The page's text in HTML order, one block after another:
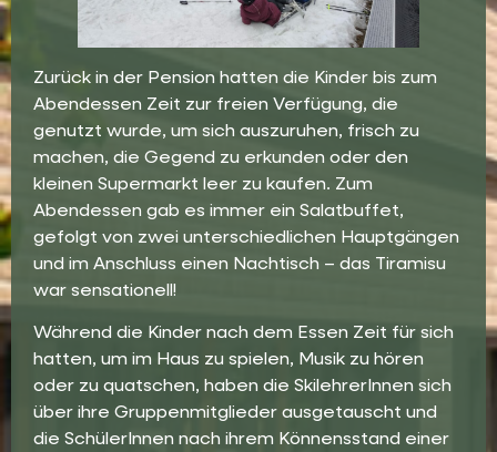
Zurück in der Pension hatten die Kinder bis zum
Abendessen Zeit zur freien Verfügung, die
genutzt wurde, um sich auszuruhen, frisch zu
machen, die Gegend zu erkunden oder den
kleinen Supermarkt leer zu kaufen. Zum
Abendessen gab es immer ein Salatbuffet,
gefolgt von zwei unterschiedlichen Hauptgängen
und im Anschluss einen Nachtisch – das Tiramisu
war sensationell!
Während die Kinder nach dem Essen Zeit für sich
hatten, um im Haus zu spielen, Musik zu hören
oder zu quatschen, haben die SkilehrerInnen sich
über ihre Gruppenmitglieder ausgetauscht und
die SchülerInnen nach ihrem Könnensstand einer